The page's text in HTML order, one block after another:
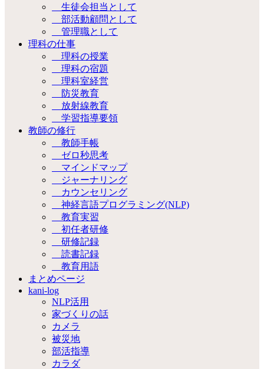
生徒会担当として
部活動顧問として
管理職として
理科の仕事
理科の授業
理科の宿題
理科室経営
防災教育
放射線教育
学習指導要領
教師の修行
教師手帳
ゼロ秒思考
マインドマップ
ジャーナリング
カウンセリング
神経言語プログラミング(NLP)
教育実習
初任者研修
研修記録
読書記録
教育用語
まとめページ
kani-log
NLP活用
家づくりの話
カメラ
被災地
部活指導
カラダ